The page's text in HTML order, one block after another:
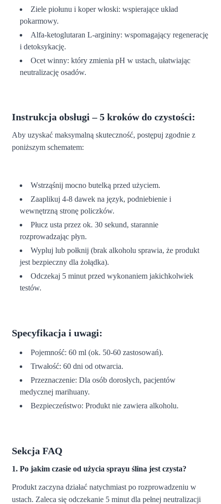
Ziele piołunu i koper włoski: wspierające układ
pokarmowy.
Alfa-ketoglutaran L-argininy: wspomagający regenerację
i detoksykację.
Ocet winny: który zmienia pH w ustach, ułatwiając
neutralizację osadów.
Instrukcja obsługi – 5 kroków do czystości:
Aby uzyskać maksymalną skuteczność, postępuj zgodnie z
poniższym schematem:
Wstrząśnij mocno butelką przed użyciem.
Zaaplikuj 4-8 dawek na język, podniebienie i
wewnętrzną stronę policzków.
Płucz usta przez ok. 30 sekund, starannie
rozprowadzając płyn.
Wypluj lub połknij (brak alkoholu sprawia, że produkt
jest bezpieczny dla żołądka).
Odczekaj 5 minut przed wykonaniem jakichkolwiek
testów.
Specyfikacja i uwagi:
Pojemność: 60 ml (ok. 50-60 zastosowań).
Trwałość: 60 dni od otwarcia.
Przeznaczenie: Dla osób dorosłych, pacjentów
medycznej marihuany.
Bezpieczeństwo: Produkt nie zawiera alkoholu.
Sekcja FAQ
1. Po jakim czasie od użycia sprayu ślina jest czysta?
Produkt zaczyna działać natychmiast po rozprowadzeniu w
ustach. Zaleca się odczekanie 5 minut dla pełnej neutralizacji